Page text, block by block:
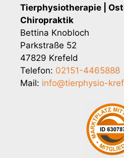
Tierphysiotherapie |
Chiropraktik
Bettina Knobloch
Parkstraße 52
47829 Krefeld
Telefon: 02151-4465888
Mail: info@tierphysio-